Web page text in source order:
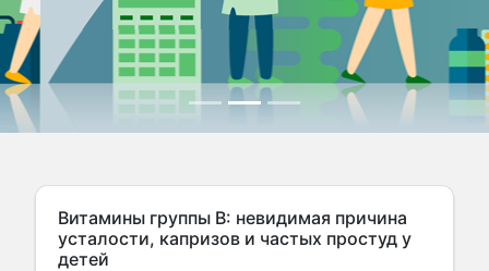
Витамины группы В: невидимая причина
усталости, капризов и частых простуд у
детей